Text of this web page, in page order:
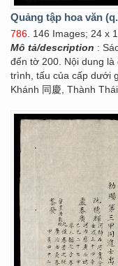
Quảng tập hoa văn
786 . 146 Images; 24 x
Mô tả/description :
đến tờ 200. Nội dung là
trình, tấu của cấp dưới
Khánh 同慶, Thành